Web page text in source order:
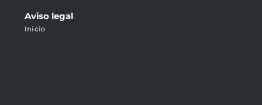
Aviso legal
Inicio